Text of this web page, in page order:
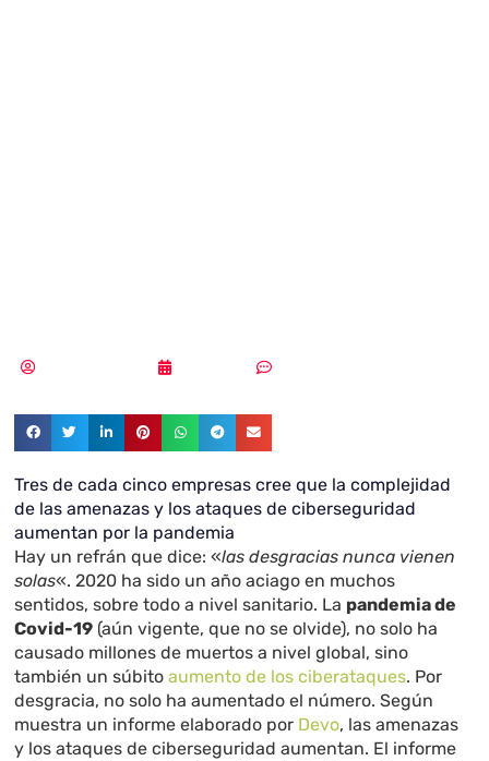
Tres de cada cinco empresas cree que la complejidad
de las amenazas y los ataques de ciberseguridad
aumentan por la pandemia
Hay un refrán que dice: «las desgracias nunca vienen
solas«. 2020 ha sido un año aciago en muchos
sentidos, sobre todo a nivel sanitario. La pandemia de
Covid-19 (aún vigente, que no se olvide), no solo ha
causado millones de muertos a nivel global, sino
también un súbitoaumento de los ciberataques. Por
desgracia, no solo ha aumentado el número. Según
muestra un informe elaborado por Devo, las amenazas
y los ataques de ciberseguridad aumentan. El informe